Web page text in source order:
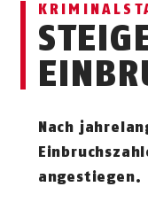
Nach
angestiegen.